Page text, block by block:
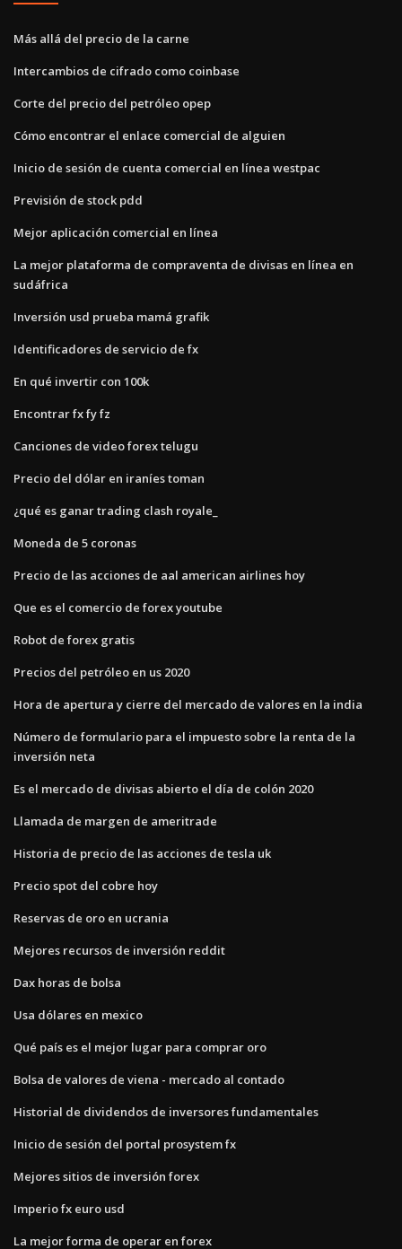
Más allá del precio de la carne
Intercambios de cifrado como coinbase
Corte del precio del petróleo opep
Cómo encontrar el enlace comercial de alguien
Inicio de sesión de cuenta comercial en línea westpac
Previsión de stock pdd
Mejor aplicación comercial en línea
La mejor plataforma de compraventa de divisas en línea en
sudáfrica
Inversión usd prueba mamá grafik
Identificadores de servicio de fx
En qué invertir con 100k
Encontrar fx fy fz
Canciones de video forex telugu
Precio del dólar en iraníes toman
¿qué es ganar trading clash royale_
Moneda de 5 coronas
Precio de las acciones de aal american airlines hoy
Que es el comercio de forex youtube
Robot de forex gratis
Precios del petróleo en us 2020
Hora de apertura y cierre del mercado de valores en la india
Número de formulario para el impuesto sobre la renta de la
inversión neta
Es el mercado de divisas abierto el día de colón 2020
Llamada de margen de ameritrade
Historia de precio de las acciones de tesla uk
Precio spot del cobre hoy
Reservas de oro en ucrania
Mejores recursos de inversión reddit
Dax horas de bolsa
Usa dólares en mexico
Qué país es el mejor lugar para comprar oro
Bolsa de valores de viena - mercado al contado
Historial de dividendos de inversores fundamentales
Inicio de sesión del portal prosystem fx
Mejores sitios de inversión forex
Imperio fx euro usd
La mejor forma de operar en forex